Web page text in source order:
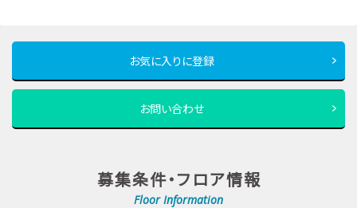
お気に入りに登録
お問い合わせ
募集条件・フロア情報
Floor Information